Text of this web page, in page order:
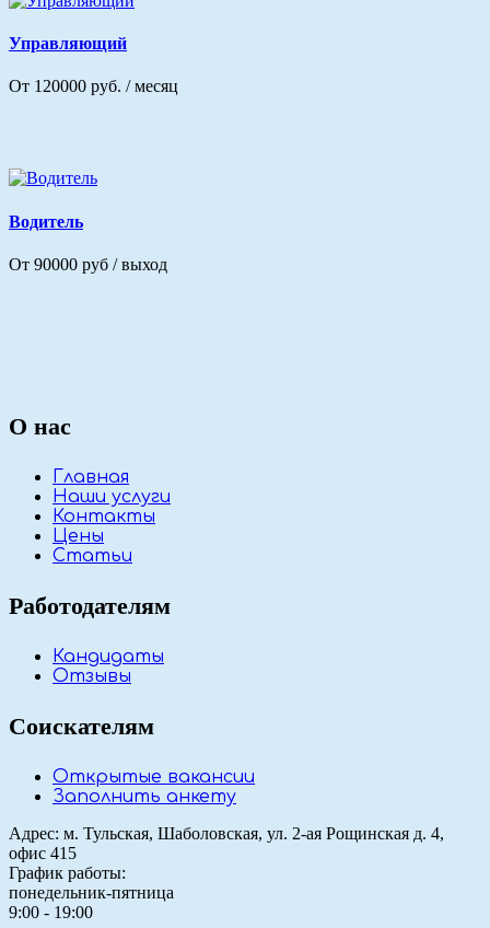
Управляющий
От 120000 руб. / месяц
Водитель
От 90000 руб / выход
О нас
Главная
Наши услуги
Контакты
Цены
Статьи
Работодателям
Кандидаты
Отзывы
Соискателям
Открытые вакансии
Заполнить анкету
Адрес: м. Тульская, Шаболовская, ул. 2-ая Рощинская д. 4,
офис 415
График работы:
понедельник-пятница
9:00 - 19:00